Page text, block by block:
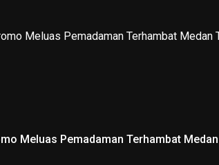
Meluas Pemadaman Terhambat